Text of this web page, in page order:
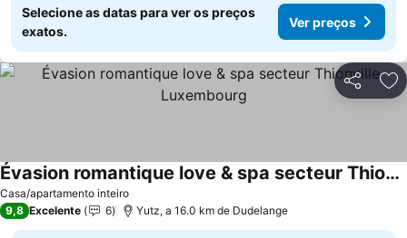
Selecione as datas para ver os preços
exatos.
Ver preços
Partilhar
Casa/apartamento inteiro
Évasion romantique love & spa secteur Thionville Luxembourg
Ver preços
9,8 Excelente 6 Yutz, a 16.0 km de Dudelange